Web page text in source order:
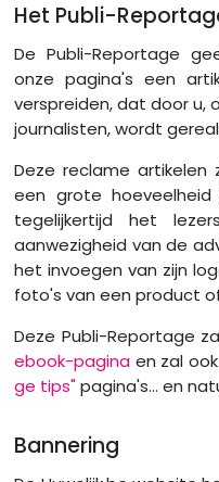
Het Publi-
De Publi-Reportage
onze pagina's een
verspreiden, dat door u,
journalisten, wordt
Deze reclame
een grote
tegelijkertijd het
aanwezigheid van de
het invoegen van zijn
foto's van een product
Deze Publi-Reportage
ebook-pagina en zal
ge tips"pagina's... en
Bannering